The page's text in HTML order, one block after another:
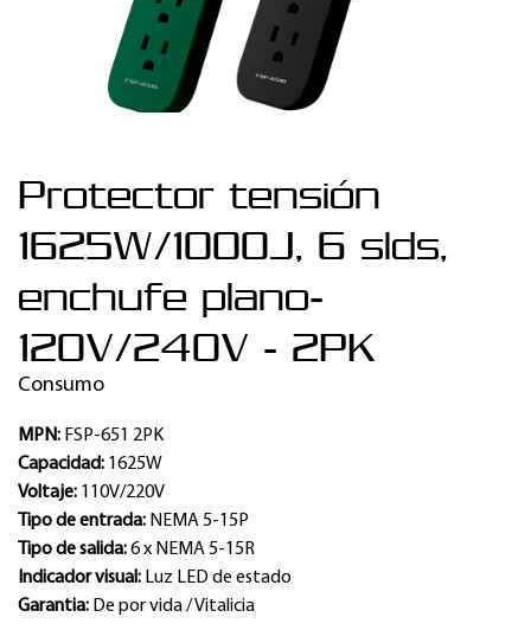
Protector tensión
1625W/1000J, 6 slds,
enchufe plano-
120V/240V - 2PK
Consumo
MPN: FSP-651 2PK
Capacidad: 1625W
Voltaje: 110V/220V
Tipo de entrada: NEMA 5-15P
Tipo de salida:6 x NEMA 5-15R
Indicador visual: Luz LED de estado
Garantia: De por vida / Vitalicia